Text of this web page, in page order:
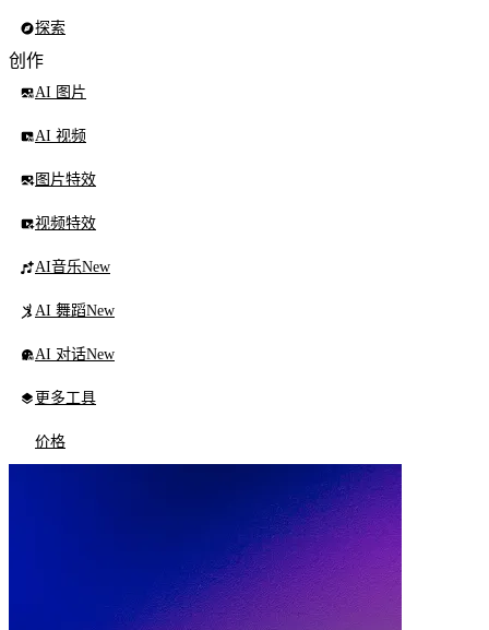
探索
创作
AI 图片
AI 视频
图片特效
视频特效
AI音乐New
AI 舞蹈New
AI 对话New
更多工具
价格